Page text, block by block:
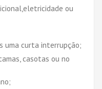
ou
uma curta interrupção;
casotas ou no